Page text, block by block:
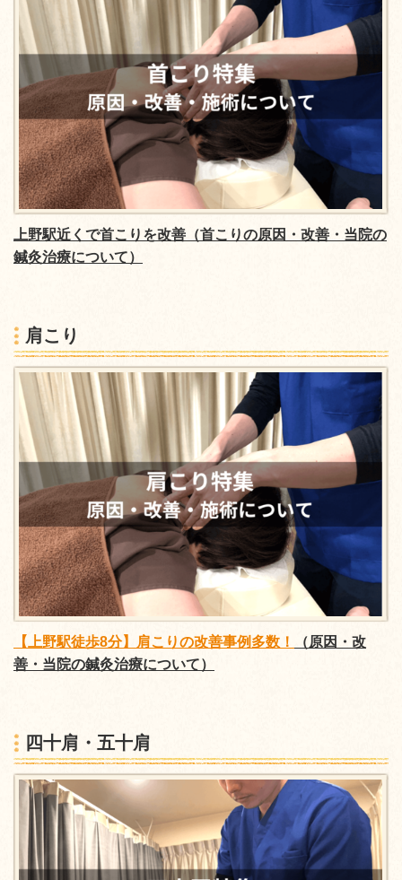
上野駅近くで首こりを改善（首こりの原因・改善・当院の
鍼灸治療について）
肩こり
【上野駅徒歩8分】肩こりの改善事例多数！
（原因・改
善・当院の鍼灸治療について）
四十肩・五十肩